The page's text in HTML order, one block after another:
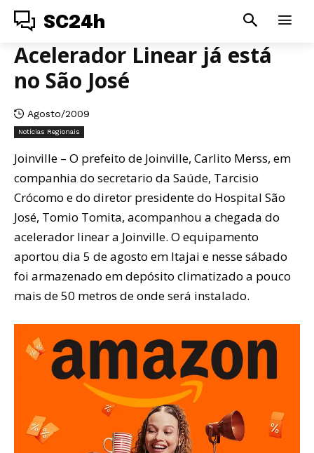
SC24h
Acelerador Linear já está
no São José
Agosto/2009
Notícias Regionais
Joinville – O prefeito de Joinville, Carlito Merss, em
companhia do secretario da Saúde, Tarcisio
Crócomo e do diretor presidente do Hospital São
José, Tomio Tomita, acompanhou a chegada do
acelerador linear a Joinville. O equipamento
aportou dia 5 de agosto em Itajai e nesse sábado
foi armazenado em depósito climatizado a pouco
mais de 50 metros de onde será instalado.